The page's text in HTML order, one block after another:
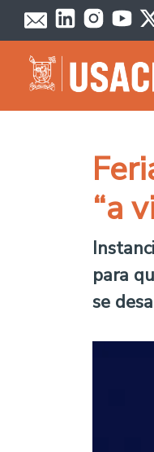
Pasar al contenido
“a
para
se